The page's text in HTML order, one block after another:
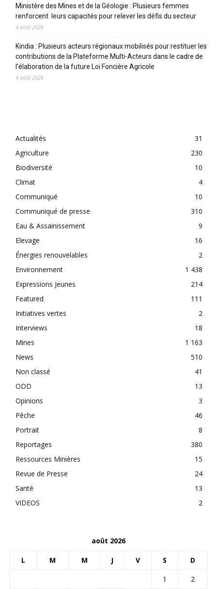
Ministère des Mines et de la Géologie : Plusieurs femmes
renforcent leurs capacités pour relever les défis du secteur
4 août 2026
Kindia : Plusieurs acteurs régionaux mobilisés pour restituer les
contributions de la Plateforme Multi-Acteurs dans le cadre de
l’élaboration de la future Loi Foncière Agricole
4 août 2026
Actualités
31
Agriculture
230
Biodiversité
10
Climat
4
Communiqué
10
Communiqué de presse
310
Eau & Assainissement
9
Elevage
16
Énergies renouvelables
2
Environnement
1 438
Expressions Jeunes
214
Featured
111
Initiatives vertes
2
Interviews
18
Mines
1 163
News
510
Non classé
41
ODD
13
Opinions
3
Pêche
46
Portrait
8
Reportages
380
Ressources Minières
15
Revue de Presse
24
Santé
13
VIDEOS
2
août 2026
L M M J V S D
1
2